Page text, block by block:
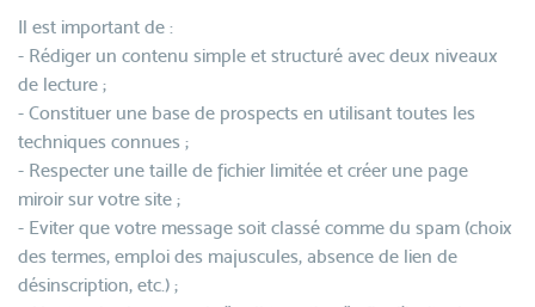
Il est important de :
- Rédiger un contenu simple et structuré avec deux niveaux
de lecture ;
- Constituer une base de prospects en utilisant toutes les
techniques connues ;
- Respecter une taille de fichier limitée et créer une page
miroir sur votre site ;
- Eviter que votre message soit classé comme du spam (choix
des termes, emploi des majuscules, absence de lien de
désinscription, etc.) ;